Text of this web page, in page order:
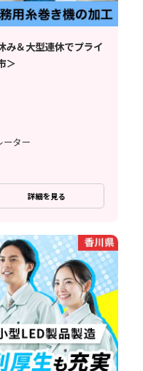
み＆大型連休でプライ
＞
ーター
詳細を見る